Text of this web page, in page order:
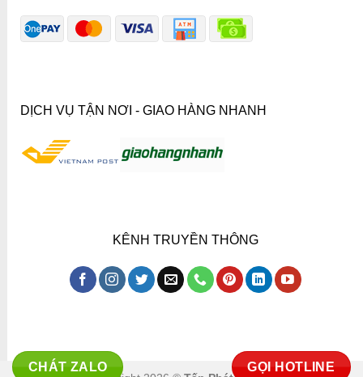
DỊCH VỤ TẬN NƠI - GIAO HÀNG NHANH
KÊNH TRUYỀN THÔNG
CHÁT ZALO GỌI HOTLINE